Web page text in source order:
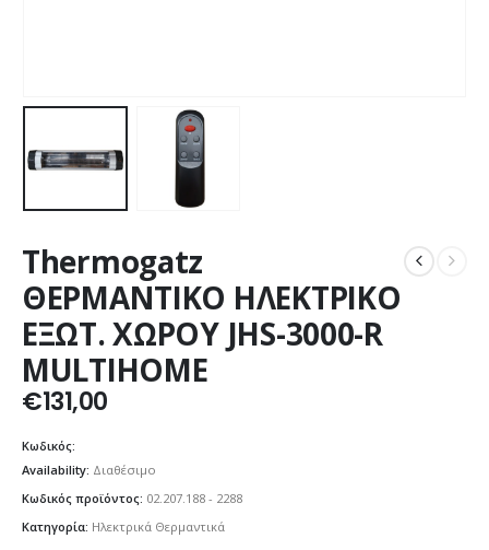
Thermogatz
ΘΕΡΜΑΝΤΙΚΟ ΗΛΕΚΤΡΙΚΟ
ΕΞΩΤ. ΧΩΡΟΥ JHS-3000-R
MULTIHOME
€131,00
Κωδικός:
Availability: Διαθέσιμο
Κωδικός προϊόντος: 02.207.188 - 2288
Κατηγορία: Ηλεκτρικά Θερμαντικά